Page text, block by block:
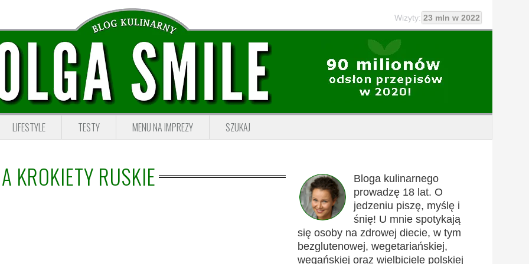
Wizyty: 23 mln w 2022
LIFESTYLE TESTY MENU NA IMPREZY SZUKAJ
KROKIETY RUSKIE
Bloga kulinarnego
prowadzę 18 lat. O
jedzeniu piszę, myślę i
śnię! U mnie spotykają
się osoby na zdrowej diecie, w tym
bezglutenowej, wegetariańskiej,
wegańskiej oraz wielbiciele polskiej